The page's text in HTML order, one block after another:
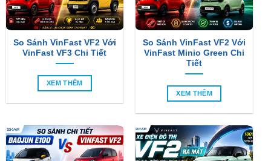
So Sánh VinFast VF2 Với
VinFast VF3 Chi Tiết
XEM THÊM
So Sánh VinFast VF2 Với
VinFast Minio Green Chi
Tiết
XEM THÊM